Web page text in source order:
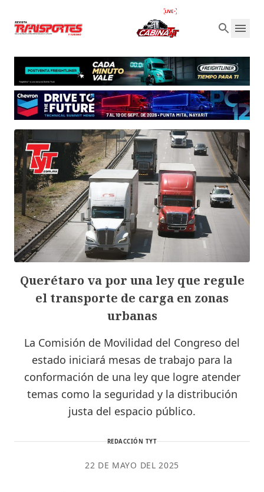
Querétaro va por una ley que regule
el transporte de carga en zonas
urbanas
La Comisión de Movilidad del Congreso del
estado iniciará mesas de trabajo para la
conformación de una ley que logre atender
temas como la seguridad y la distribución
justa del espacio público.
REDACCIÓN TYT
22 DE MAYO DEL 2025